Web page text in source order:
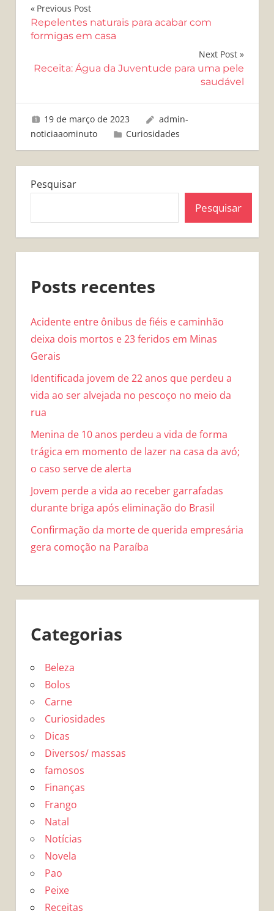
Navegação
de
Post
Previous Post
Repelentes naturais para acabar com
formigas em casa
Next Post
Receita: Água da Juventude para uma pele
saudável
19 de março de 2023
admin-
noticiaaominuto
Curiosidades
Pesquisar
Pesquisar
Posts recentes
Acidente entre ônibus de fiéis e caminhão
deixa dois mortos e 23 feridos em Minas
Gerais
Identificada jovem de 22 anos que perdeu a
vida ao ser alvejada no pescoço no meio da
rua
Menina de 10 anos perdeu a vida de forma
trágica em momento de lazer na casa da avó;
o caso serve de alerta
Jovem perde a vida ao receber garrafadas
durante briga após eliminação do Brasil
Confirmação da morte de querida empresária
gera comoção na Paraíba
Categorias
Beleza
Bolos
Carne
Curiosidades
Dicas
Diversos/ massas
famosos
Finanças
Frango
Natal
Notícias
Novela
Pao
Peixe
Receitas